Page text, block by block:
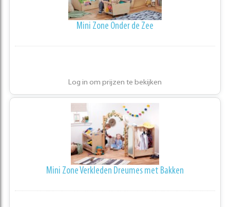
Mini Zone Onder de Zee
Log in om prijzen te bekijken
Mini Zone Verkleden Dreumes met Bakken